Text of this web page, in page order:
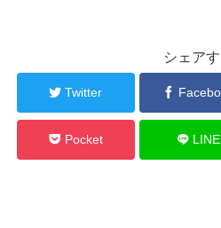
シェア
Twitter
Pocket LINE